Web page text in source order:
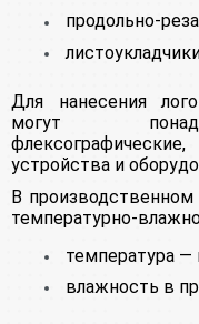
продольно-
Для нанесения
могут
устройства и
В
температурно-
температура —
влажность в